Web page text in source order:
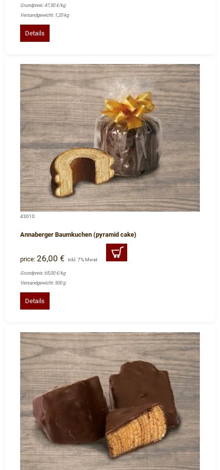
Grundpreis: 47,50 €/kg
Versandgewicht: 1,20 kg
Details
43010
Annaberger Baumkuchen (pyramid cake)
price: 26,00 € inkl. 7% Mwst
Grundpreis: 65,00 €/kg
Versandgewicht: 500 g
Details